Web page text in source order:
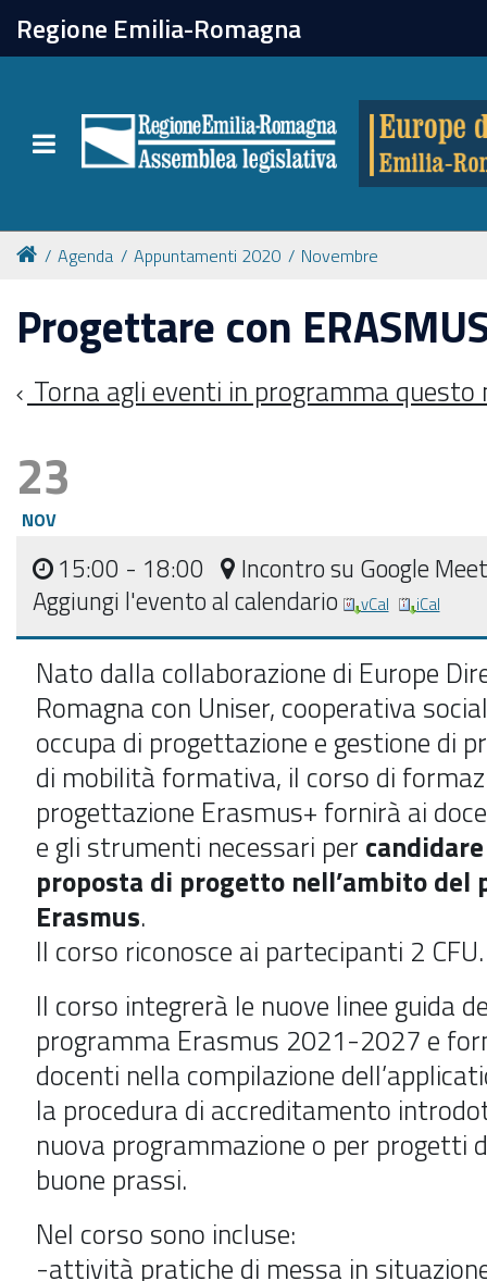
Regione Emilia-Romagna
Toggle navigation
chiudi
Attività
Formazione
Eventi
Tutte le notizie
Newsletter
Agenda Appuntamenti 2020 Novembre
Progettare con
Torna agli eventi in programma questo
23
NOV
15:00 - 18:00
Incontro su Google Meet
Aggiungi l'evento al calendario
vCal iCal
Nato dalla collaborazione di Europe
Romagna con Uniser, cooperativa
occupa di progettazione e gestione di
di mobilità formativa, il corso di
progettazione Erasmus+ fornirà ai
e gli strumenti necessari per
proposta di progetto nell’ambito del
Erasmus.
Il corso riconosce ai partecipanti 2 CFU.
Il corso integrerà le nuove linee guida
programma Erasmus 2021-2027 e
docenti nella compilazione
la procedura di accreditamento
nuova programmazione o per progetti
buone prassi.
Nel corso sono incluse:
-attività pratiche di messa in